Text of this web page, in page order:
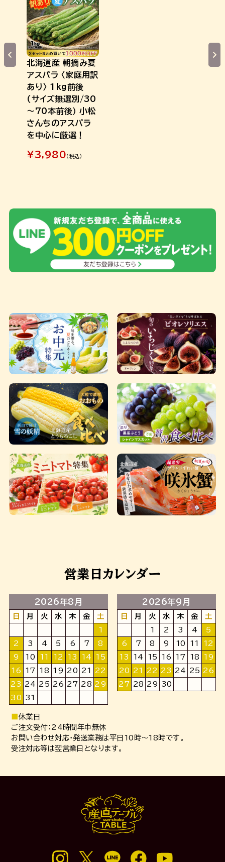
北海道産 朝摘み夏
アスパラ 〈家庭用訳
あり〉 1kg前後
(サイズ無選別/30
～70本前後） 小松
さんちのアスパラ
を中心に厳選！
¥3,980 (税込)
営業日カレンダー
2026年8月
日 月 火 水 木 金
土
1
2
3 4 5 6 7
8
9
10 11 12 13 14
15
16
17 18 19 20 21
22
23 24 25 26 27 28 29
30 31
2026年9月
日 月 火 水 木 金
土
1
2 3 4
5
6
7 8 9 10 11
12
13
14 15 16 17 18
19
20 21 22 23 24 25 26
27 28 29 30
休業日
ご注文受付：24時間年中無休
お問い合わせ対応・発送業務は平日10時～18時です。
受注対応等は翌営業日となります。